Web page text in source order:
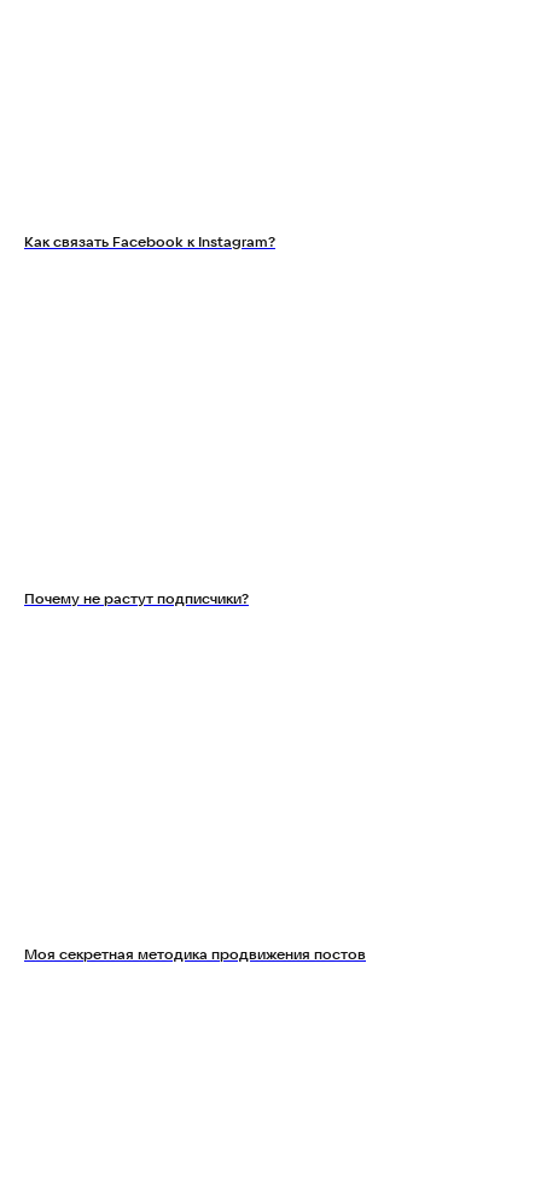
Как связать Facebook к Instagram?
Почему не растут подписчики?
Моя секретная методика продвижения постов